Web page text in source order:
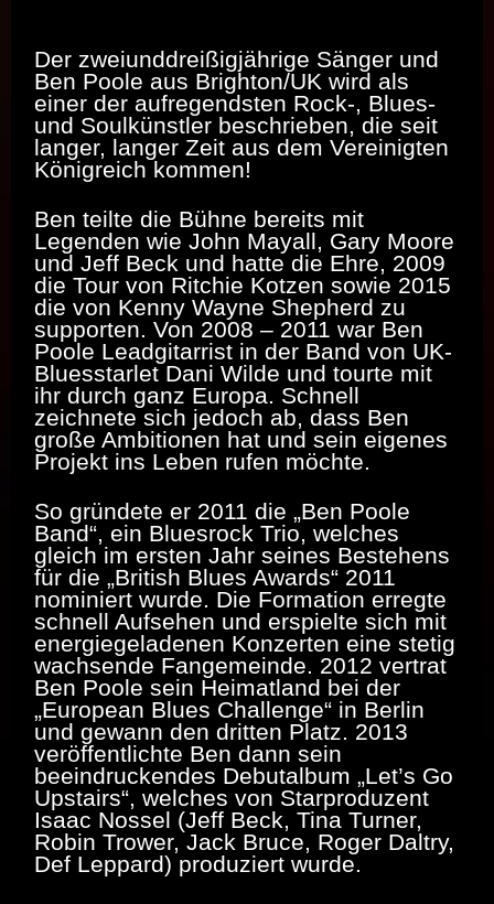
Der zweiunddreißigjährige Sänger und
Ben Poole aus Brighton/UK wird als
einer der aufregendsten Rock-, Blues-
und Soulkünstler beschrieben, die seit
langer, langer Zeit aus dem Vereinigten
Königreich kommen!
Ben teilte die Bühne bereits mit
Legenden wie John Mayall, Gary Moore
und Jeff Beck und hatte die Ehre, 2009
die Tour von Ritchie Kotzen sowie 2015
die von Kenny Wayne Shepherd zu
supporten. Von 2008 – 2011 war Ben
Poole Leadgitarrist in der Band von UK-
Bluesstarlet Dani Wilde und tourte mit
ihr durch ganz Europa. Schnell
zeichnete sich jedoch ab, dass Ben
große Ambitionen hat und sein eigenes
Projekt ins Leben rufen möchte.
So gründete er 2011 die „Ben Poole
Band“, ein Bluesrock Trio, welches
gleich im ersten Jahr seines Bestehens
für die „British Blues Awards“ 2011
nominiert wurde. Die Formation erregte
schnell Aufsehen und erspielte sich mit
energiegeladenen Konzerten eine stetig
wachsende Fangemeinde. 2012 vertrat
Ben Poole sein Heimatland bei der
„European Blues Challenge“ in Berlin
und gewann den dritten Platz. 2013
veröffentlichte Ben dann sein
beeindruckendes Debutalbum „Let’s Go
Upstairs“, welches von Starproduzent
Isaac Nossel (Jeff Beck, Tina Turner,
Robin Trower, Jack Bruce, Roger Daltry,
Def Leppard) produziert wurde.